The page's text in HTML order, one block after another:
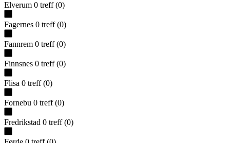
Elverum 0 treff (0)
Fagernes 0 treff (0)
Fannrem 0 treff (0)
Finnsnes 0 treff (0)
Flisa 0 treff (0)
Fornebu 0 treff (0)
Fredrikstad 0 treff (0)